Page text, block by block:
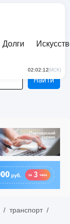
Долги
02:02:12(МСК)
Найти
/ транспорт /